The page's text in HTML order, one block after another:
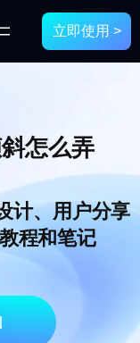
立即使用 >
怎么弄
计、用户分享
程和笔记